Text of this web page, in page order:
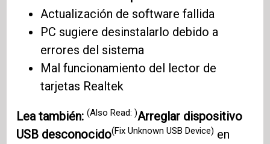
Actualización de software fallida
PC sugiere desinstalarlo debido a
errores del sistema
Mal funcionamiento del lector de
tarjetas Realtek
Lea también:(Also Read: )Arreglar dispositivo
USB desconocido(Fix Unknown USB Device) en